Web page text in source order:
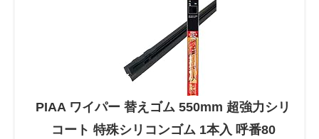
PIAA ワイパー 替えゴム 550mm 超強力シリ
コート 特殊シリコンゴム 1本入 呼番80